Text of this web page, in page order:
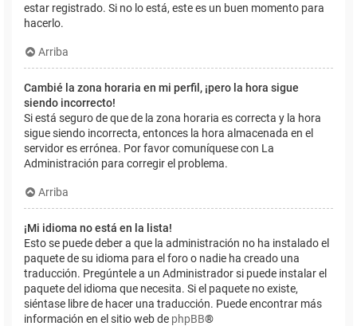
estar registrado. Si no lo está, este es un buen momento para
hacerlo.
Arriba
Cambié la zona horaria en mi perfil, ¡pero la hora sigue
siendo incorrecto!
Si está seguro de que de la zona horaria es correcta y la hora
sigue siendo incorrecta, entonces la hora almacenada en el
servidor es errónea. Por favor comuníquese con La
Administración para corregir el problema.
Arriba
¡Mi idioma no está en la lista!
Esto se puede deber a que la administración no ha instalado el
paquete de su idioma para el foro o nadie ha creado una
traducción. Pregúntele a un Administrador si puede instalar el
paquete del idioma que necesita. Si el paquete no existe,
siéntase libre de hacer una traducción. Puede encontrar más
información en el sitio web de phpBB®